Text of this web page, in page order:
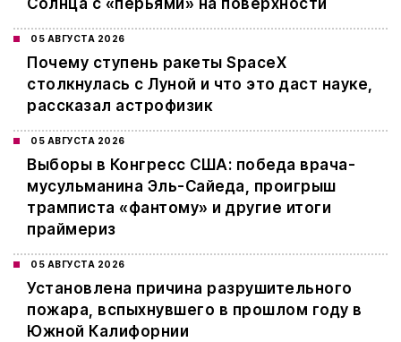
Солнца с «перьями» на поверхности
05 АВГУСТА 2026
Почему ступень ракеты SpaceX
столкнулась с Луной и что это даст науке,
рассказал астрофизик
05 АВГУСТА 2026
Выборы в Конгресс США: победа врача-
мусульманина Эль-Сайеда, проигрыш
трамписта «фантому» и другие итоги
праймериз
05 АВГУСТА 2026
Установлена причина разрушительного
пожара, вспыхнувшего в прошлом году в
Южной Калифорнии